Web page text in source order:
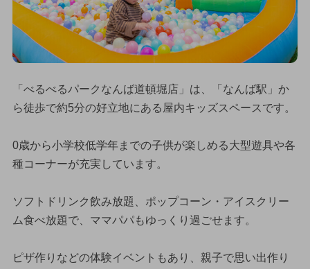
「べるべるパークなんば道頓堀店」は、「なんば駅」か
ら徒歩で約5分の好立地にある屋内キッズスペースです。
0歳から小学校低学年までの子供が楽しめる大型遊具や各
種コーナーが充実しています。
ソフトドリンク飲み放題、ポップコーン・アイスクリー
ム食べ放題で、ママパパもゆっくり過ごせます。
ピザ作りなどの体験イベントもあり、親子で思い出作り